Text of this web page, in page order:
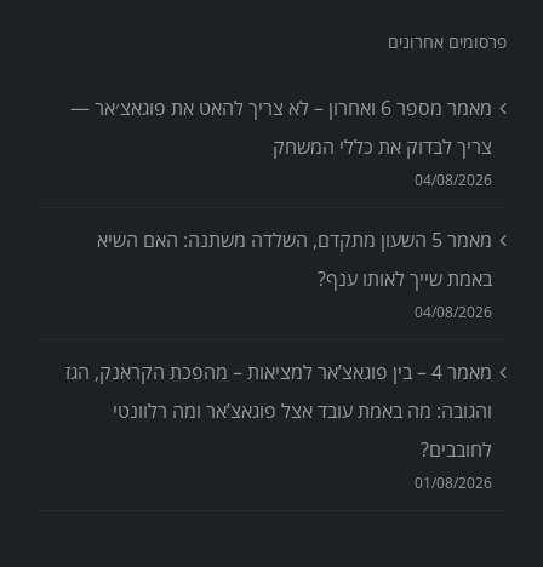
פרסומים אחרונים
מאמר מספר 6 ואחרון – לא צריך להאט את פוגאצ׳אר —
צריך לבדוק את כללי המשחק
04/08/2026
מאמר 5 השעון מתקדם, השלדה משתנה: האם השיא
באמת שייך לאותו ענף?
04/08/2026
מאמר 4 – בין פוגאצ’אר למציאות – מהפכת הקראנק, הגז
והגובה: מה באמת עובד אצל פוגאצ’אר ומה רלוונטי
לחובבים?
01/08/2026